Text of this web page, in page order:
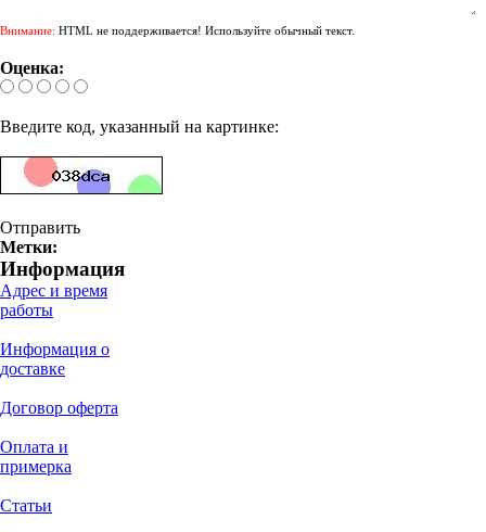
Внимание: HTML не поддерживается! Используйте обычный текст.
Оценка:
Введите код, указанный на картинке:
Отправить
Метки:
Информация
Адрес и время
работы
Информация о
доставке
Договор оферта
Оплата и
примерка
Статьи